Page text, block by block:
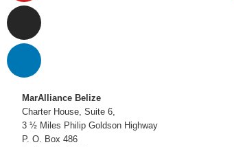
MarAlliance Belize
Charter House, Suite 6,
3 ½ Miles Philip Goldson Highway
P. O. Box 486